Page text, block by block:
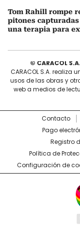
Tom Rahill rompe
pitones capturadas
una terapia para
© CARACOL
CARACOL S.A. realiza
usos de las obras y
web a medios de
Contacto
Pago
Registro
Política de
Configuración de